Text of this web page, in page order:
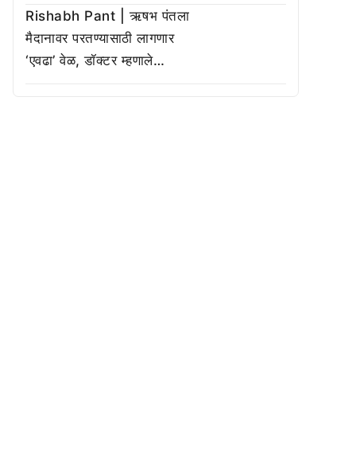
Rishabh Pant | ऋषभ पंतला
मैदानावर परतण्यासाठी लागणार
‘एवढा’ वेळ, डॉक्टर म्हणाले…